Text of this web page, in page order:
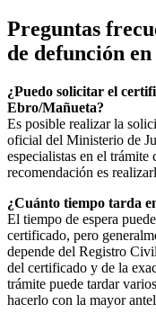
Preguntas
de defunción en
¿Puedo solicitar el
Ebro/Mañueta?
Es posible realizar la
oficial del Ministerio de
especialistas en el
recomendación es
¿Cuánto tiempo tarda
El tiempo de espera
certificado, pero
depende del Registro
del certificado y de la
trámite puede tardar
hacerlo con la mayor